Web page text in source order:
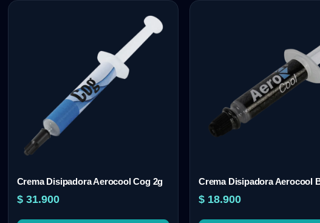
Crema Disipadora Aerocool Cog 2g
$31.900
Crema Disipadora Aerocool
$ 18.900